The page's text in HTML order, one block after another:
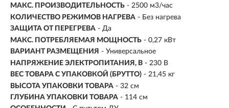
МАКС. ПРОИЗВОДИТЕЛЬНОСТЬ - 2500 м3/час
КОЛИЧЕСТВО РЕЖИМОВ НАГРЕВА - Без нагрева
ЗАЩИТА ОТ ПЕРЕГРЕВА - Да
МАКС. ПОТРЕБЛЯЕМАЯ МОЩНОСТЬ - 0,27 кВт
ВАРИАНТ РАЗМЕЩЕНИЯ - Универсальное
НАПРЯЖЕНИЕ ЭЛЕКТРОПИТАНИЯ, В - 230 В
ВЕС ТОВАРА С УПАКОВКОЙ (БРУТТО) - 21,45 кг
ВЫСОТА УПАКОВКИ ТОВАРА - 32 см
ГЛУБИНА УПАКОВКИ ТОВАРА - 114 см